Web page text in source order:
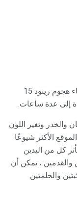
عادة ما يدوم التشنج الوعائي الذي يحدث أثناء هجوم رينود 15
إلى عدة ساعات.
والخدر وتغير اللون
الأكثر شيوعًا
كل من اليدين
والقدمين ، يمكن أن
والحلمتين.